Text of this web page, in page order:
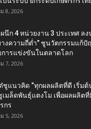
8, 2026
นึก 4 หน่วยงาน 3 ประเทศ ล
างความถี่ต่ำ” ชูนวัตกรรมแก้ปั
การแข่งขันในตลาดโลก
7, 2026
ชูแนวคิด “ทุกผลผลิตที่ดี เริ่ม
เมล็ดพันธุ์แตงโม เพื่อผลผลิต
กร
5, 2026